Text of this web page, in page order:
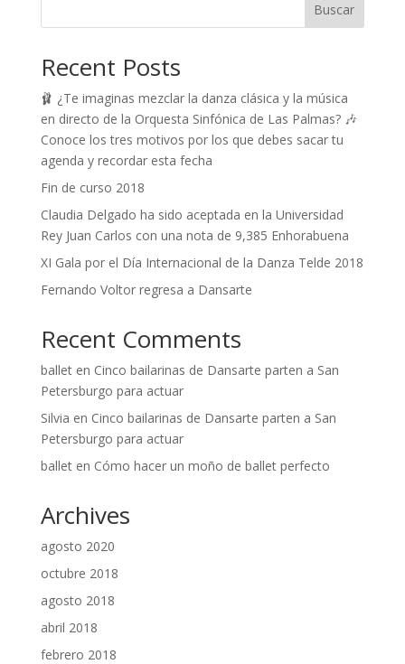
Buscar
Recent Posts
🩰 ¿Te imaginas mezclar la danza clásica y la música
en directo de la Orquesta Sinfónica de Las Palmas? 🎶
Conoce los tres motivos por los que debes sacar tu
agenda y recordar esta fecha
Fin de curso 2018
Claudia Delgado ha sido aceptada en la Universidad
Rey Juan Carlos con una nota de 9,385 Enhorabuena
XI Gala por el Día Internacional de la Danza Telde 2018
Fernando Voltor regresa a Dansarte
Recent Comments
balleten Cinco bailarinas de Dansarte parten a San
Petersburgo para actuar
Silvia en Cinco bailarinas de Dansarte parten a San
Petersburgo para actuar
balleten Cómo hacer un moño de ballet perfecto
Archives
agosto 2020
octubre 2018
agosto 2018
abril 2018
febrero 2018